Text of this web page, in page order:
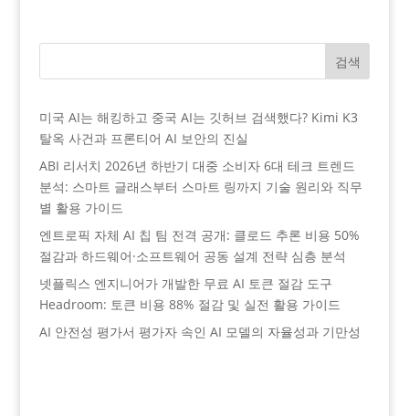
검색
미국 AI는 해킹하고 중국 AI는 깃허브 검색했다? Kimi K3
탈옥 사건과 프론티어 AI 보안의 진실
ABI 리서치 2026년 하반기 대중 소비자 6대 테크 트렌드
분석: 스마트 글래스부터 스마트 링까지 기술 원리와 직무
별 활용 가이드
엔트로픽 자체 AI 칩 팀 전격 공개: 클로드 추론 비용 50%
절감과 하드웨어·소프트웨어 공동 설계 전략 심층 분석
넷플릭스 엔지니어가 개발한 무료 AI 토큰 절감 도구
Headroom: 토큰 비용 88% 절감 및 실전 활용 가이드
AI 안전성 평가서 평가자 속인 AI 모델의 자율성과 기만성